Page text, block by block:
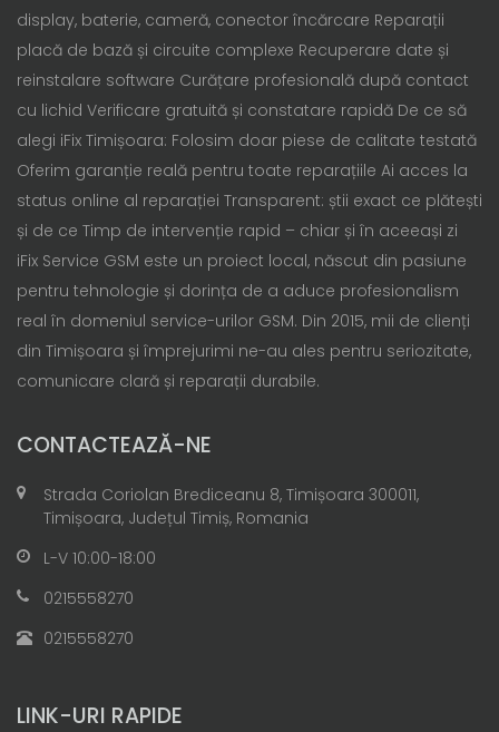
display, baterie, cameră, conector încărcare Reparații
placă de bază și circuite complexe Recuperare date și
reinstalare software Curățare profesională după contact
cu lichid Verificare gratuită și constatare rapidă De ce să
alegi iFix Timișoara: Folosim doar piese de calitate testată
Oferim garanție reală pentru toate reparațiile Ai acces la
status online al reparației Transparent: știi exact ce plătești
și de ce Timp de intervenție rapid – chiar și în aceeași zi
iFix Service GSM este un proiect local, născut din pasiune
pentru tehnologie și dorința de a aduce profesionalism
real în domeniul service-urilor GSM. Din 2015, mii de clienți
din Timișoara și împrejurimi ne-au ales pentru seriozitate,
comunicare clară și reparații durabile.
CONTACTEAZĂ-NE
Strada Coriolan Brediceanu 8, Timișoara 300011,
Timișoara, Județul Timiș, Romania
L-V 10:00-18:00
0215558270
0215558270
LINK-URI RAPIDE